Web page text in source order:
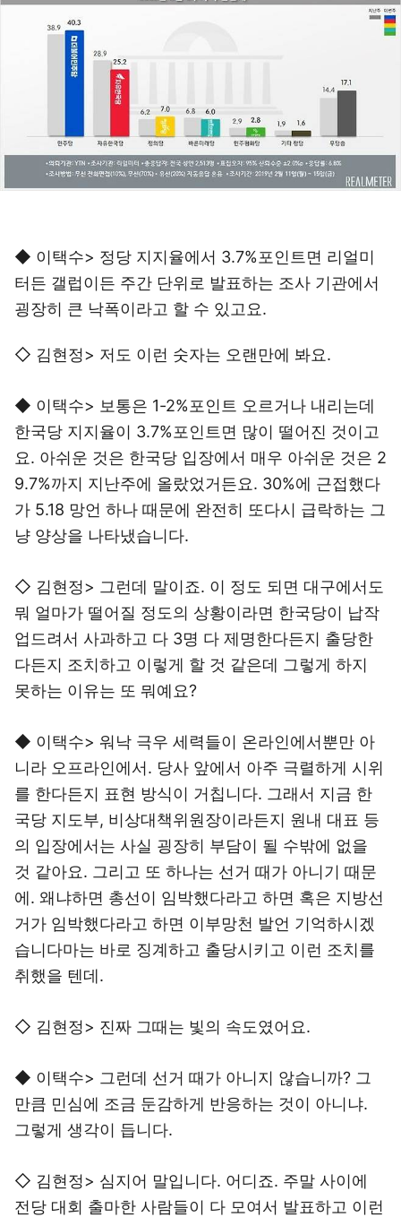
◆ 이택수> 정당 지지율에서 3.7%포인트면 리얼미
터든 갤럽이든 주간 단위로 발표하는 조사 기관에서
굉장히 큰 낙폭이라고 할 수 있고요.
◇ 김현정> 저도 이런 숫자는 오랜만에 봐요.
◆ 이택수> 보통은 1-2%포인트 오르거나 내리는데
한국당 지지율이 3.7%포인트면 많이 떨어진 것이고
요. 아쉬운 것은 한국당 입장에서 매우 아쉬운 것은 2
9.7%까지 지난주에 올랐었거든요. 30%에 근접했다
가 5.18 망언 하나 때문에 완전히 또다시 급락하는 그
냥 양상을 나타냈습니다.
◇ 김현정> 그런데 말이죠. 이 정도 되면 대구에서도
뭐 얼마가 떨어질 정도의 상황이라면 한국당이 납작
업드려서 사과하고 다 3명 다 제명한다든지 출당한
다든지 조치하고 이렇게 할 것 같은데 그렇게 하지
못하는 이유는 또 뭐예요?
◆ 이택수> 워낙 극우 세력들이 온라인에서뿐만 아
니라 오프라인에서. 당사 앞에서 아주 극렬하게 시위
를 한다든지 표현 방식이 거칩니다. 그래서 지금 한
국당 지도부, 비상대책위원장이라든지 원내 대표 등
의 입장에서는 사실 굉장히 부담이 될 수밖에 없을
것 같아요. 그리고 또 하나는 선거 때가 아니기 때문
에. 왜냐하면 총선이 임박했다라고 하면 혹은 지방선
거가 임박했다라고 하면 이부망천 발언 기억하시겠
습니다마는 바로 징계하고 출당시키고 이런 조치를
취했을 텐데.
◇ 김현정> 진짜 그때는 빛의 속도였어요.
◆ 이택수> 그런데 선거 때가 아니지 않습니까? 그
만큼 민심에 조금 둔감하게 반응하는 것이 아니냐.
그렇게 생각이 듭니다.
◇ 김현정> 심지어 말입니다. 어디죠. 주말 사이에
전당 대회 출마한 사람들이 다 모여서 발표하고 이런